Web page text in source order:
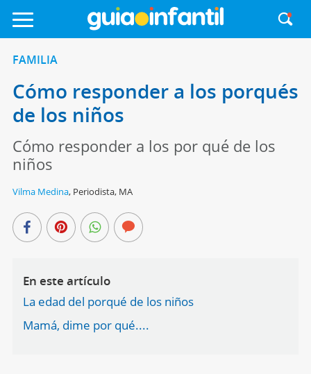
FAMILIA
Cómo responder a los porqués
de los niños
Cómo responder a los por qué de los
niños
Vilma Medina, Periodista, MA
En este artículo
La edad del porqué de los niños
Mamá, dime por qué....